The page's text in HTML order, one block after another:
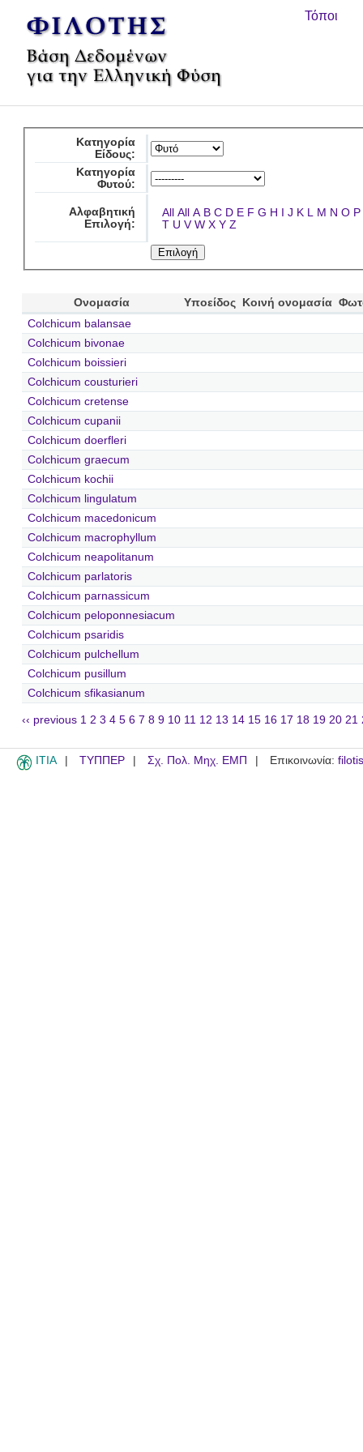
Τόποι
Κατηγορία
Είδους:
Κατηγορία
Φυτού:
Αλφαβητική
Επιλογή:
All All A B C D E F G H I J K L M N O P
T U V W X Y Z
Ονομασία Υποείδος Κοινή ονομασία
Colchicum balansae
Colchicum bivonae
Colchicum boissieri
Colchicum cousturieri
Colchicum cretense
Colchicum cupanii
Colchicum doerfleri
Colchicum graecum
Colchicum kochii
Colchicum lingulatum
Colchicum macedonicum
Colchicum macrophyllum
Colchicum neapolitanum
Colchicum parlatoris
Colchicum parnassicum
Colchicum peloponnesiacum
Colchicum psaridis
Colchicum pulchellum
Colchicum pusillum
Colchicum sfikasianum
‹‹ previous 1 2 3 4 5 6 7 8 9 10 11 12 13 14 15 16 17 18 19 20 21
ITIA ΤΥΠΠΕΡ Σχ. Πολ. Μηχ. ΕΜΠ Επικοινωνία: